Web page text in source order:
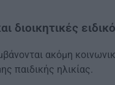
διοικητικές
ακόμη
παιδικής ηλικίας.